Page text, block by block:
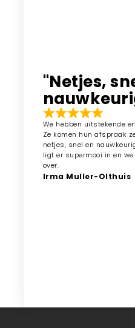
"Netjes,
We hebben uitstekende
Ze komen hun afspraak
netjes, snel en
ligt er supermooi in en
over.
Irma Muller-Olthuis